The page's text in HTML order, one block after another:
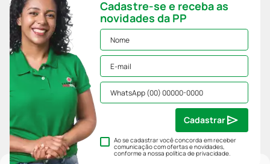
Cadastre-se e receba as
novidades da PP
Ao se cadastrar você concorda em receber
comunicação com ofertas e novidades,
conforme a nossapolítica de privacidade.
Cadastrar